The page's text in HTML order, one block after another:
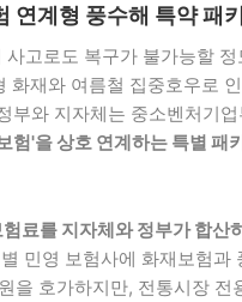
연계형 풍수해 특약 패
고로도 복구가 불가능할
재와 여름철 집중호우로
와 지자체는 중소벤처기
'을 상호 연계하는 특별 패
험료를 지자체와 정부가 합
민영 보험사에 화재보험과
을 호가하지만, 전통시장 전